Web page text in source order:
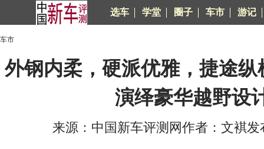
选车 学堂 圈子 车市 游记
车市
外钢内柔，硬派优雅，捷途纵
演绎豪华越野设
来源：中国新车评测网作者：文褀发